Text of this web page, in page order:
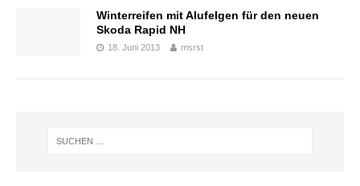
Winterreifen mit Alufelgen für den neuen
Skoda Rapid NH
18. Juni 2013 msrst